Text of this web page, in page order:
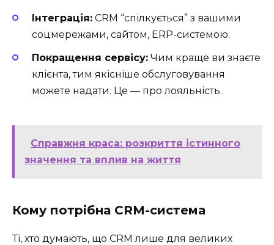
Інтеграція: CRM “спілкується” з вашими
соцмережами, сайтом, ERP-системою.
Покращення сервісу: Чим краще ви знаєте
клієнта, тим якісніше обслуговування
можете надати. Це — про лояльність.
Справжня краса: розкриття істинного
значення та вплив на життя
Кому потрібна CRM-система
Ті, хто думають, що CRM лише для великих